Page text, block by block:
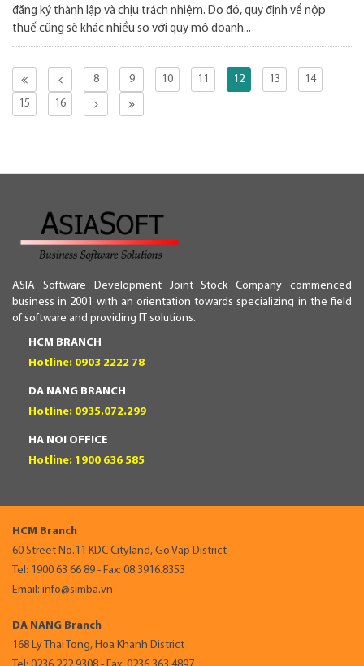
đăng ký thành lập và chịu trách nhiệm. Do đó, quy định về nộp
thuế cũng sẽ khác nhiều so với quy mô doanh...
8 9 10 11 12 13
14
15
16
ASIA Software Development Joint Stock Company commenced
business in 2001 with an orientation towards specializing in the field
of software and providing IT solutions.
HCM BRANCH
Hotline: 0903 2222 78
DA NANG BRANCH
Hotline: 0935.072.299
HA NOI OFFICE
Hotline: 1900 636 585
HCM Branch
60 Street No.11 KDC Cityland, Go Vap District
Tel: 1900 63 66 89 - Fax: 08.3916.8353
Email: info@simba.vn
DA NANG Branch
168 Ly Thai Tong, Hoa Khanh District